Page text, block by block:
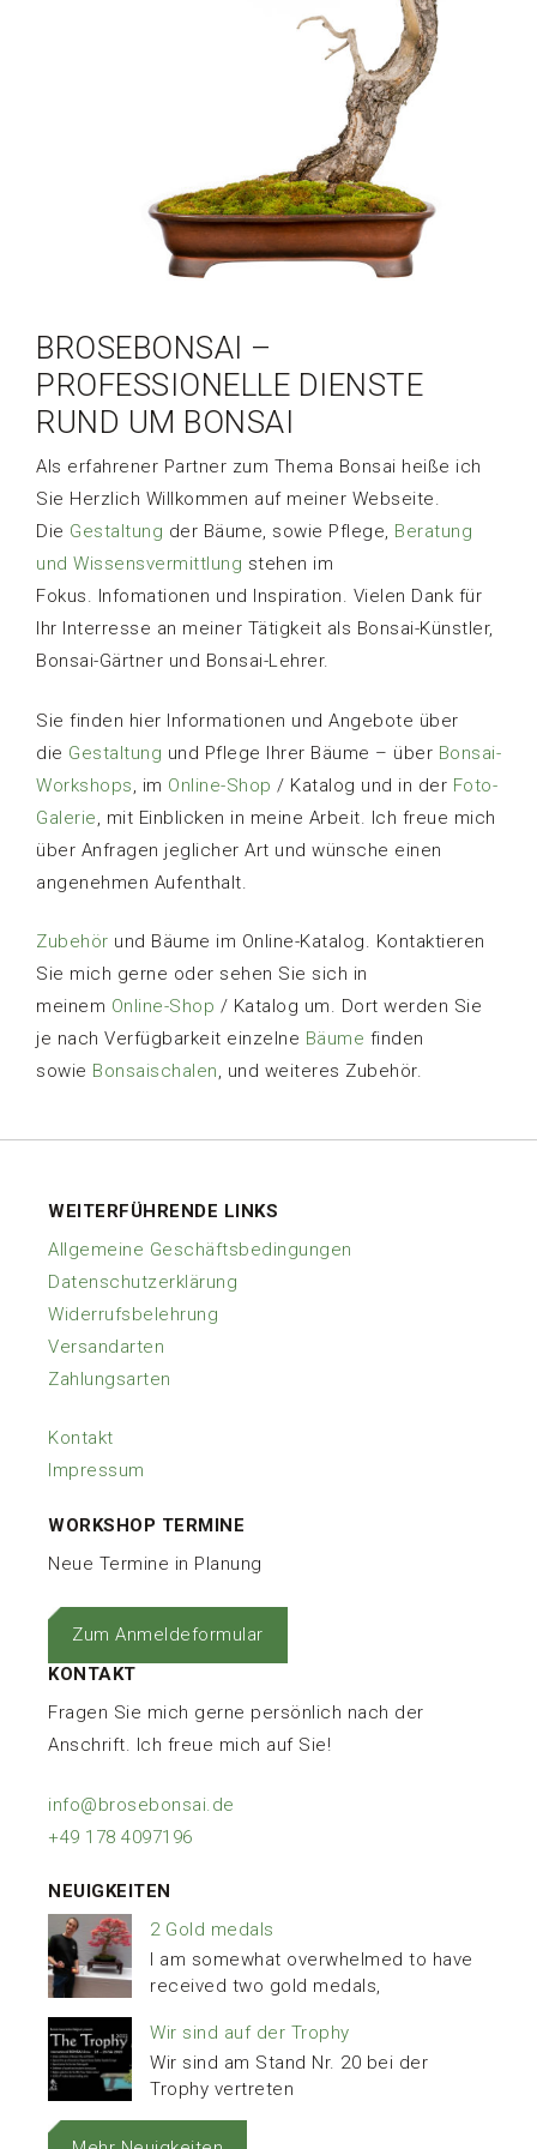
BROSEBONSAI –
PROFESSIONELLE DIENSTE
RUND UM BONSAI
Als erfahrener Partner zum Thema Bonsai heiße ich
Sie Herzlich Willkommen auf meiner Webseite.
Die Gestaltung der Bäume, sowie Pflege, Beratung
und Wissensvermittlung stehen im
Fokus. Infomationen und Inspiration. Vielen Dank für
Ihr Interresse an meiner Tätigkeit als Bonsai-Künstler,
Bonsai-Gärtner und Bonsai-Lehrer.
Sie finden hier Informationen und Angebote über
die Gestaltung und Pflege Ihrer Bäume – über Bonsai-
Workshops, im Online-Shop / Katalog und in der Foto-
Galerie, mit Einblicken in meine Arbeit. Ich freue mich
über Anfragen jeglicher Art und wünsche einen
angenehmen Aufenthalt.
Zubehör und Bäume im Online-Katalog. Kontaktieren
Sie mich gerne oder sehen Sie sich in
meinem Online-Shop / Katalog um. Dort werden Sie
je nach Verfügbarkeit einzelne Bäume finden
sowie Bonsaischalen, und weiteres Zubehör.
WEITERFÜHRENDE LINKS
Allgemeine Geschäftsbedingungen
Datenschutzerklärung
Widerrufsbelehrung
Versandarten
Zahlungsarten
Kontakt
Impressum
WORKSHOP TERMINE
Neue Termine in Planung
Zum Anmeldeformular
KONTAKT
Fragen Sie mich gerne persönlich nach der
Anschrift. Ich freue mich auf Sie!
info@brosebonsai.de
+49 178 4097196
NEUIGKEITEN
2 Gold medals
I am somewhat overwhelmed to have
received two gold medals,
Wir sind auf der Trophy
Wir sind am Stand Nr. 20 bei der
Trophy vertreten